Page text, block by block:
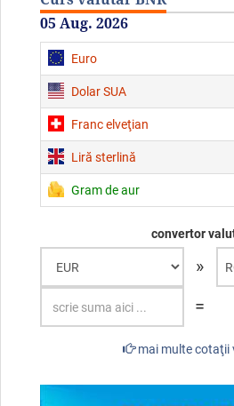
05 Aug. 2026
Euro
Dolar SUA
Franc elveţian
Liră sterlină
Gram de aur
convertor
»
=
mai multe cotaţii